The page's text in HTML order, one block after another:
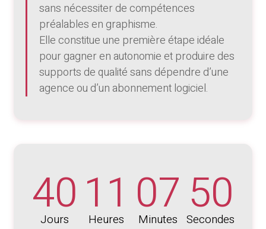
sans nécessiter de compétences
préalables en graphisme.
Elle constitue une première étape idéale
pour gagner en autonomie et produire des
supports de qualité sans dépendre d’une
agence ou d’un abonnement logiciel.
40
Jours 11
Heures 07
Minutes 50
Secondes